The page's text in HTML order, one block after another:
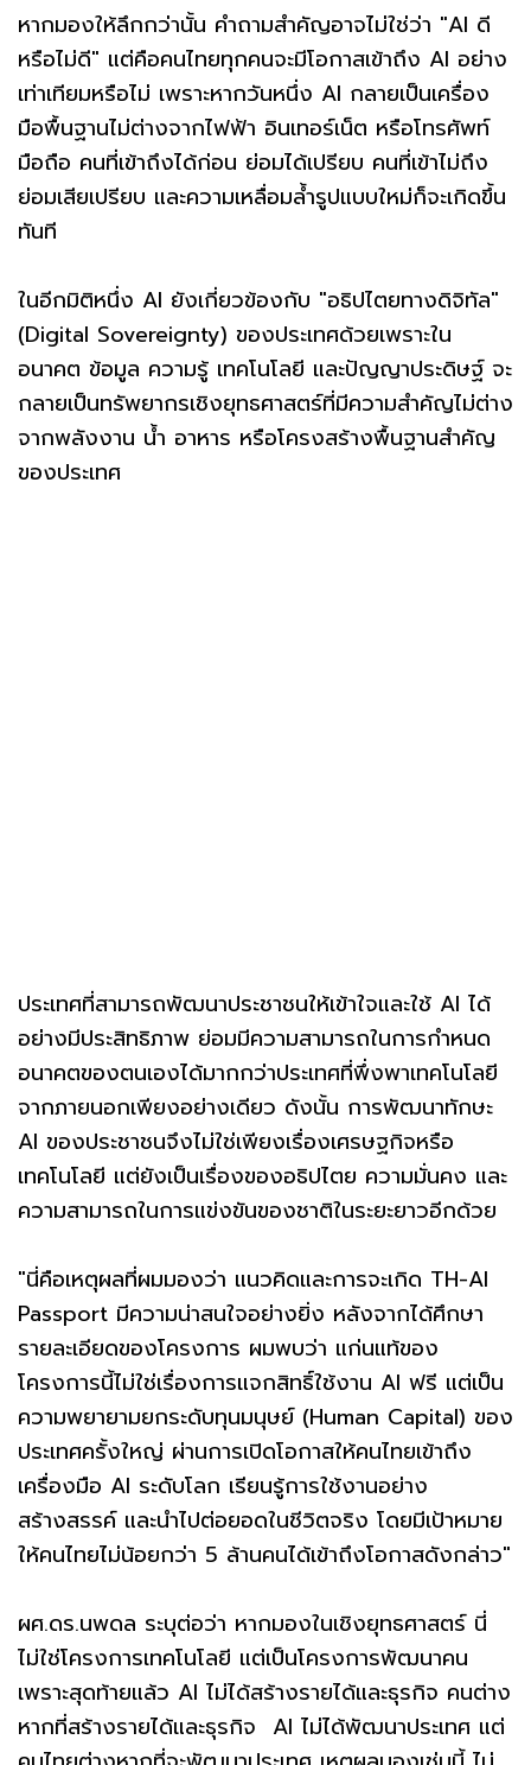
หากมองให้ลึกกว่านั้น คำถามสำคัญอาจไม่ใช่ว่า "AI ดี
หรือไม่ดี" แต่คือคนไทยทุกคนจะมีโอกาสเข้าถึง AI อย่าง
เท่าเทียมหรือไม่ เพราะหากวันหนึ่ง AI กลายเป็นเครื่อง
มือพื้นฐานไม่ต่างจากไฟฟ้า อินเทอร์เน็ต หรือโทรศัพท์
มือถือ คนที่เข้าถึงได้ก่อน ย่อมได้เปรียบ คนที่เข้าไม่ถึง
ย่อมเสียเปรียบ และความเหลื่อมล้ำรูปแบบใหม่ก็จะเกิดขึ้น
ทันที
ในอีกมิติหนึ่ง AI ยังเกี่ยวข้องกับ "อธิปไตยทางดิจิทัล"
(Digital Sovereignty) ของประเทศด้วยเพราะใน
อนาคต ข้อมูล ความรู้ เทคโนโลยี และปัญญาประดิษฐ์ จะ
กลายเป็นทรัพยากรเชิงยุทธศาสตร์ที่มีความสำคัญไม่ต่าง
จากพลังงาน น้ำ อาหาร หรือโครงสร้างพื้นฐานสำคัญ
ของประเทศ
ประเทศที่สามารถพัฒนาประชาชนให้เข้าใจและใช้ AI ได้
อย่างมีประสิทธิภาพ ย่อมมีความสามารถในการกำหนด
อนาคตของตนเองได้มากกว่าประเทศที่พึ่งพาเทคโนโลยี
จากภายนอกเพียงอย่างเดียว ดังนั้น การพัฒนาทักษะ
AI ของประชาชนจึงไม่ใช่เพียงเรื่องเศรษฐกิจหรือ
เทคโนโลยี แต่ยังเป็นเรื่องของอธิปไตย ความมั่นคง และ
ความสามารถในการแข่งขันของชาติในระยะยาวอีกด้วย
"นี่คือเหตุผลที่ผมมองว่า แนวคิดและการจะเกิด TH-AI
Passport มีความน่าสนใจอย่างยิ่ง หลังจากได้ศึกษา
รายละเอียดของโครงการ ผมพบว่า แก่นแท้ของ
โครงการนี้ไม่ใช่เรื่องการแจกสิทธิ์ใช้งาน AI ฟรี แต่เป็น
ความพยายามยกระดับทุนมนุษย์ (Human Capital) ของ
ประเทศครั้งใหญ่ ผ่านการเปิดโอกาสให้คนไทยเข้าถึง
เครื่องมือ AI ระดับโลก เรียนรู้การใช้งานอย่าง
สร้างสรรค์ และนำไปต่อยอดในชีวิตจริง โดยมีเป้าหมาย
ให้คนไทยไม่น้อยกว่า 5 ล้านคนได้เข้าถึงโอกาสดังกล่าว"
ผศ.ดร.นพดล ระบุต่อว่า หากมองในเชิงยุทธศาสตร์ นี่
ไม่ใช่โครงการเทคโนโลยี แต่เป็นโครงการพัฒนาคน
เพราะสุดท้ายแล้ว AI ไม่ได้สร้างรายได้และธุรกิจ คนต่าง
หากที่สร้างรายได้และธุรกิจ AI ไม่ได้พัฒนาประเทศ แต่